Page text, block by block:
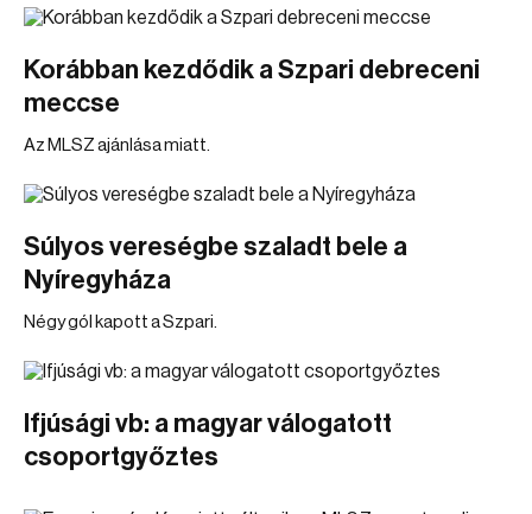
Korábban kezdődik a Szpari debreceni
meccse
Az MLSZ ajánlása miatt.
Súlyos vereségbe szaladt bele a
Nyíregyháza
Négy gól kapott a Szpari.
Ifjúsági vb: a magyar válogatott
csoportgyőztes